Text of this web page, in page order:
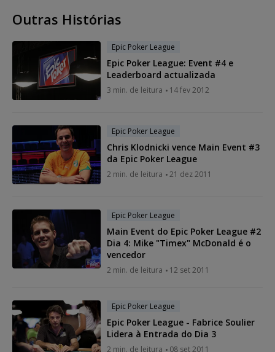
Outras Histórias
Epic Poker League
Epic Poker League: Event #4 e
Leaderboard actualizada
3 min. de leitura 14 fev 2012
Epic Poker League
Chris Klodnicki vence Main Event #3
da Epic Poker League
2 min. de leitura 21 dez 2011
Epic Poker League
Main Event do Epic Poker League #2
Dia 4: Mike "Timex" McDonald é o
vencedor
2 min. de leitura 12 set 2011
Epic Poker League
Epic Poker League - Fabrice Soulier
Lidera à Entrada do Dia 3
2 min. de leitura 08 set 2011